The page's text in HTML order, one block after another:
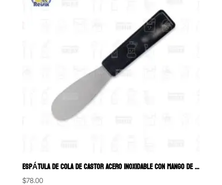
ESPÁTULA DE COLA DE CASTOR ACERO INOXIDABLE CON MANGO DE PLÁSTICO
$78.00